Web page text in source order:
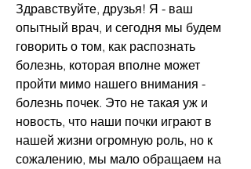
Здравствуйте, друзья! Я - ваш
опытный врач, и сегодня мы будем
говорить о том, как распознать
болезнь, которая вполне может
пройти мимо нашего внимания -
болезнь почек. Это не такая уж и
новость, что наши почки играют в
нашей жизни огромную роль, но к
сожалению, мы мало обращаем на